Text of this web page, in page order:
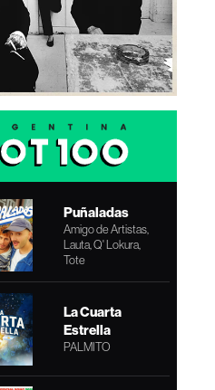
Puñaladas
Amigo de Artistas,
Lauta, Q' Lokura,
Tote
La Cuarta
Estrella
PALMITO